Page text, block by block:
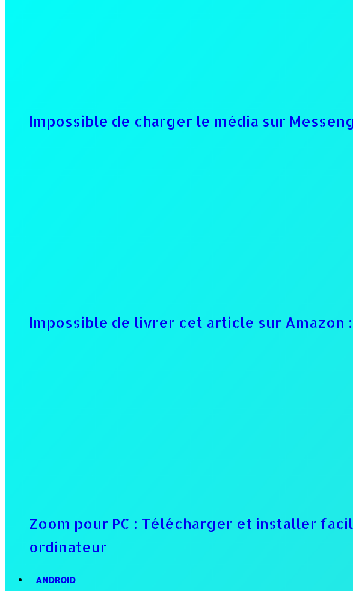
Impossible de charger le média sur
Impossible de livrer cet article sur Amazon
Zoom pour PC : Télécharger et installer
ordinateur
ANDROID